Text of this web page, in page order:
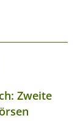
Zweite